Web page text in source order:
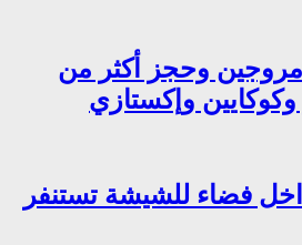
مروجين وحجز أكثر من
فضاء للشيشة تستنفر